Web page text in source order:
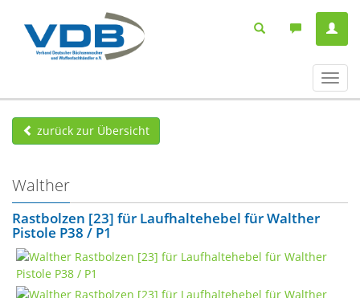
ein-/
zurück zur Übersicht
Walther
Rastbolzen [23] für Laufhaltehebel für Walther
Pistole P38 / P1